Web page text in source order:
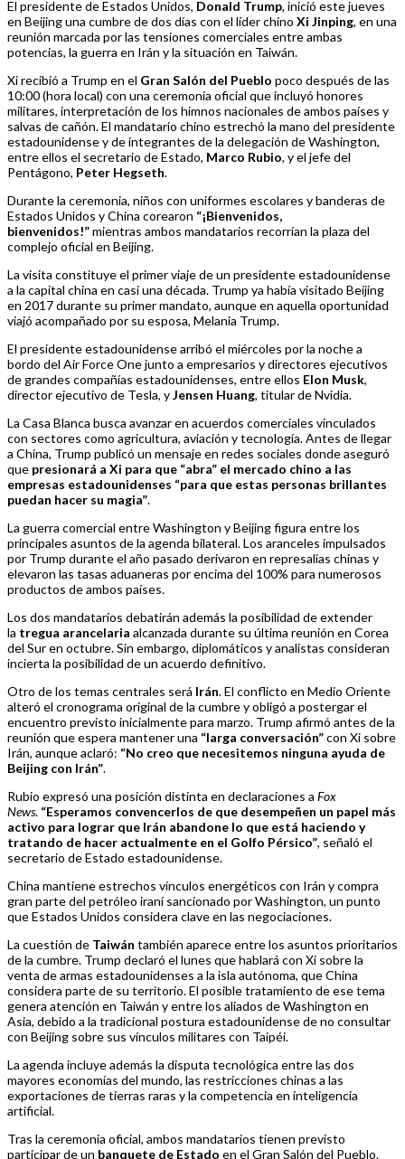
El presidente de Estados Unidos, Donald Trump, inició este jueves
en Beijing una cumbre de dos días con el líder chino Xi Jinping, en una
reunión marcada por las tensiones comerciales entre ambas
potencias, la guerra en Irán y la situación en Taiwán.
Xi recibió a Trump en el Gran Salón del Pueblo poco después de las
10:00 (hora local) con una ceremonia oficial que incluyó honores
militares, interpretación de los himnos nacionales de ambos países y
salvas de cañón. El mandatario chino estrechó la mano del presidente
estadounidense y de integrantes de la delegación de Washington,
entre ellos el secretario de Estado, Marco Rubio, y el jefe del
Pentágono, Peter Hegseth.
Durante la ceremonia, niños con uniformes escolares y banderas de
Estados Unidos y China corearon “¡Bienvenidos,
bienvenidos!”mientras ambos mandatarios recorrían la plaza del
complejo oficial en Beijing.
La visita constituye el primer viaje de un presidente estadounidense
a la capital china en casi una década. Trump ya había visitado Beijing
en 2017 durante su primer mandato, aunque en aquella oportunidad
viajó acompañado por su esposa, Melania Trump.
El presidente estadounidense arribó el miércoles por la noche a
bordo del Air Force One junto a empresarios y directores ejecutivos
de grandes compañías estadounidenses, entre ellos Elon Musk,
director ejecutivo de Tesla, yJensen Huang, titular de Nvidia.
La Casa Blanca busca avanzar en acuerdos comerciales vinculados
con sectores como agricultura, aviación y tecnología. Antes de llegar
a China, Trump publicó un mensaje en redes sociales donde aseguró
que presionará a Xi para que “abra” el mercado chino a las
empresas estadounidenses “para que estas personas brillantes
puedan hacer su magia”.
La guerra comercial entre Washington y Beijing figura entre los
principales asuntos de la agenda bilateral. Los aranceles impulsados
por Trump durante el año pasado derivaron en represalias chinas y
elevaron las tasas aduaneras por encima del 100% para numerosos
productos de ambos países.
Los dos mandatarios debatirán además la posibilidad de extender
la tregua arancelaria alcanzada durante su última reunión en Corea
del Sur en octubre. Sin embargo, diplomáticos y analistas consideran
incierta la posibilidad de un acuerdo definitivo.
Otro de los temas centrales será Irán. El conflicto en Medio Oriente
alteró el cronograma original de la cumbre y obligó a postergar el
encuentro previsto inicialmente para marzo. Trump afirmó antes de la
reunión que espera mantener una “larga conversación”con Xi sobre
Irán, aunque aclaró: “No creo que necesitemos ninguna ayuda de
Beijing con Irán”.
Rubio expresó una posición distinta en declaraciones a Fox
News. “Esperamos convencerlos de que desempeñen un papel más
activo para lograr que Irán abandone lo que está haciendo y
tratando de hacer actualmente en el Golfo Pérsico”, señaló el
secretario de Estado estadounidense.
China mantiene estrechos vínculos energéticos con Irán y compra
gran parte del petróleo iraní sancionado por Washington, un punto
que Estados Unidos considera clave en las negociaciones.
La cuestión de Taiwán también aparece entre los asuntos prioritarios
de la cumbre. Trump declaró el lunes que hablará con Xi sobre la
venta de armas estadounidenses a la isla autónoma, que China
considera parte de su territorio. El posible tratamiento de ese tema
genera atención en Taiwán y entre los aliados de Washington en
Asia, debido a la tradicional postura estadounidense de no consultar
con Beijing sobre sus vínculos militares con Taipéi.
La agenda incluye además la disputa tecnológica entre las dos
mayores economías del mundo, las restricciones chinas a las
exportaciones de tierras raras y la competencia en inteligencia
artificial.
Tras la ceremonia oficial, ambos mandatarios tienen previsto
participar de un banquete de Estado en el Gran Salón del Pueblo.